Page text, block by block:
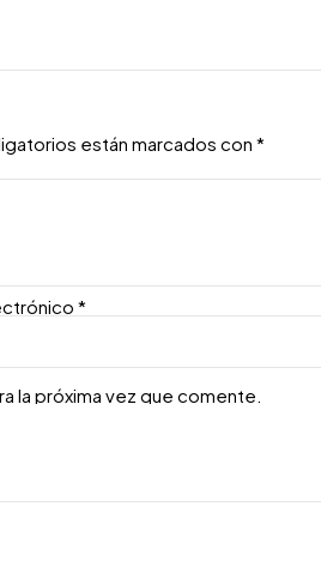
están marcados con*
*
la próxima vez que comente.